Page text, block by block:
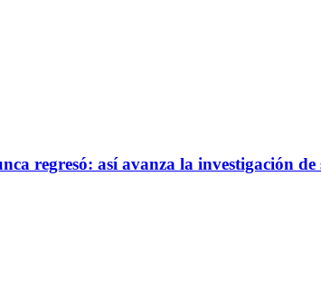
regresó: así avanza la investigación de